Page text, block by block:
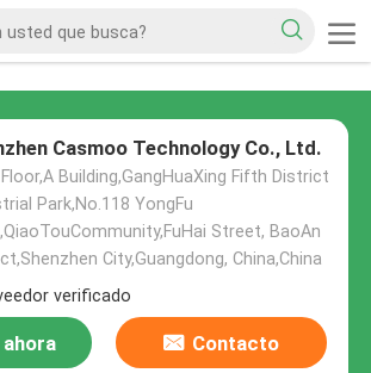
Casmoo Technology Co., Ltd.
Building,GangHuaXing Fifth District
Park,No.118 YongFu
Street, BaoAn
City,Guangdong, China,China
verificado
ahora Contacto